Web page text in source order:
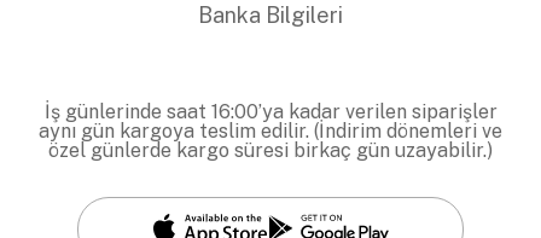
Banka Bilgileri
İş günlerinde saat 16:00’ya kadar verilen siparişler
aynı gün kargoya teslim edilir. (İndirim dönemleri ve
özel günlerde kargo süresi birkaç gün uzayabilir.)